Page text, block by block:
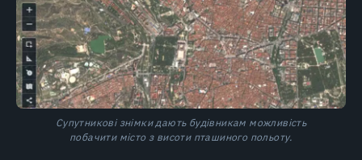
Супутникові знімки дають будівникам можливість
побачити місто з висоти пташиного польоту.